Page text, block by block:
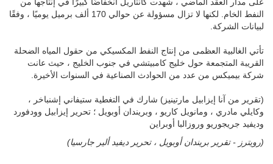
تأتي الغالبية العظمى من إنتاج النفط المكسيكي من حقول المياه الضحلة
شركة بيميكس من عدد من الحوادث الصناعية في السنوات الأخيرة.
(تقرير من آنا إيزابيل مارتينيز) شارك في التغطية ستيفاني إشنباخر ،
وديفيد جريجوريو وروزالبا أوبراين
(رويترز - تقرير بريندان أوبويل ، تحرير ديفيد ألير جارسيا)